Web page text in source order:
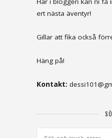
ert nästa äventyr!
Gillar att fika också
Häng på!
Kontakt: